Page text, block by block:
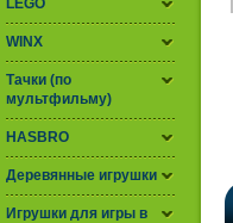
LEGO
WINX
Тачки (по
мультфильму)
HASBRO
Деревянные игрушки
Игрушки для игры в